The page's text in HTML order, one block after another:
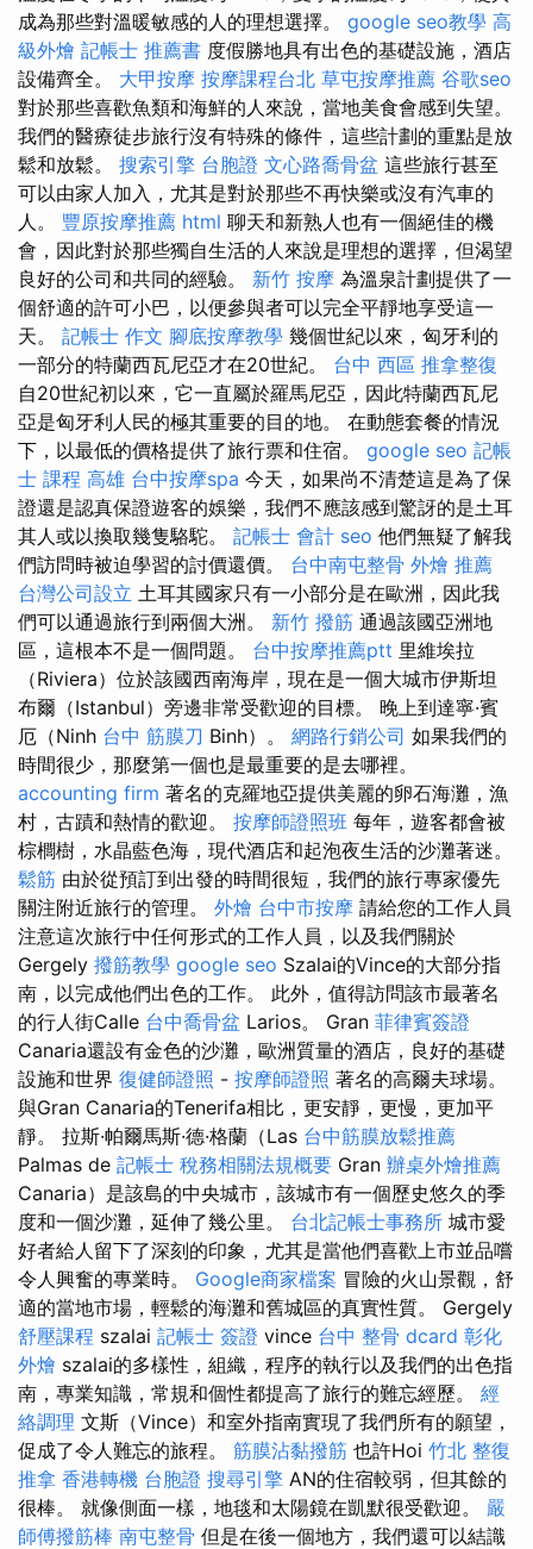
成為那些對溫暖敏感的人的理想選擇。 google seo教學 高
級外燴 記帳士 推薦書 度假勝地具有出色的基礎設施，酒店
設備齊全。 大甲按摩 按摩課程台北 草屯按摩推薦 谷歌seo
對於那些喜歡魚類和海鮮的人來說，當地美食會感到失望。
我們的醫療徒步旅行沒有特殊的條件，這些計劃的重點是放
鬆和放鬆。 搜索引擎 台胞證 文心路喬骨盆 這些旅行甚至
可以由家人加入，尤其是對於那些不再快樂或沒有汽車的
人。 豐原按摩推薦 html 聊天和新熟人也有一個絕佳的機
會，因此對於那些獨自生活的人來說是理想的選擇，但渴望
良好的公司和共同的經驗。 新竹 按摩 為溫泉計劃提供了一
個舒適的許可小巴，以便參與者可以完全平靜地享受這一
天。 記帳士 作文 腳底按摩教學 幾個世紀以來，匈牙利的
一部分的特蘭西瓦尼亞才在20世紀。 台中 西區 推拿整復
自20世紀初以來，它一直屬於羅馬尼亞，因此特蘭西瓦尼
亞是匈牙利人民的極其重要的目的地。 在動態套餐的情況
下，以最低的價格提供了旅行票和住宿。 google seo 記帳
士 課程 高雄 台中按摩spa 今天，如果尚不清楚這是為了保
證還是認真保證遊客的娛樂，我們不應該感到驚訝的是土耳
其人或以換取幾隻駱駝。 記帳士 會計 seo 他們無疑了解我
們訪問時被迫學習的討價還價。 台中南屯整骨 外燴 推薦
台灣公司設立 土耳其國家只有一小部分是在歐洲，因此我
們可以通過旅行到兩個大洲。 新竹 撥筋 通過該國亞洲地
區，這根本不是一個問題。 台中按摩推薦ptt 里維埃拉
（Riviera）位於該國西南海岸，現在是一個大城市伊斯坦
布爾（Istanbul）旁邊非常受歡迎的目標。 晚上到達寧·賓
厄（Ninh 台中 筋膜刀 Binh）。 網路行銷公司 如果我們的
時間很少，那麼第一個也是最重要的是去哪裡。
accounting firm 著名的克羅地亞提供美麗的卵石海灘，漁
村，古蹟和熱情的歡迎。 按摩師證照班 每年，遊客都會被
棕櫚樹，水晶藍色海，現代酒店和起泡夜生活的沙灘著迷。
鬆筋 由於從預訂到出發的時間很短，我們的旅行專家優先
關注附近旅行的管理。 外燴 台中市按摩 請給您的工作人員
注意這次旅行中任何形式的工作人員，以及我們關於
Gergely 撥筋教學 google seo Szalai的Vince的大部分指
南，以完成他們出色的工作。 此外，值得訪問該市最著名
的行人街Calle 台中喬骨盆 Larios。 Gran 菲律賓簽證
Canaria還設有金色的沙灘，歐洲質量的酒店，良好的基礎
設施和世界 復健師證照 - 按摩師證照 著名的高爾夫球場。
與Gran Canaria的Tenerifa相比，更安靜，更慢，更加平
靜。 拉斯·帕爾馬斯·德·格蘭（Las 台中筋膜放鬆推薦
Palmas de 記帳士 稅務相關法規概要 Gran 辦桌外燴推薦
Canaria）是該島的中央城市，該城市有一個歷史悠久的季
度和一個沙灘，延伸了幾公里。 台北記帳士事務所 城市愛
好者給人留下了深刻的印象，尤其是當他們喜歡上市並品嚐
令人興奮的專業時。 Google商家檔案 冒險的火山景觀，舒
適的當地市場，輕鬆的海灘和舊城區的真實性質。 Gergely
舒壓課程 szalai 記帳士 簽證 vince 台中 整骨 dcard 彰化
外燴 szalai的多樣性，組織，程序的執行以及我們的出色指
南，專業知識，常規和個性都提高了旅行的難忘經歷。 經
絡調理 文斯（Vince）和室外指南實現了我們所有的願望，
促成了令人難忘的旅程。 筋膜沾黏撥筋 也許Hoi 竹北 整復
推拿 香港轉機 台胞證 搜尋引擎 AN的住宿較弱，但其餘的
很棒。 就像側面一樣，地毯和太陽鏡在凱默很受歡迎。 嚴
師傅撥筋棒 南屯整骨 但是在後一個地方，我們還可以結識